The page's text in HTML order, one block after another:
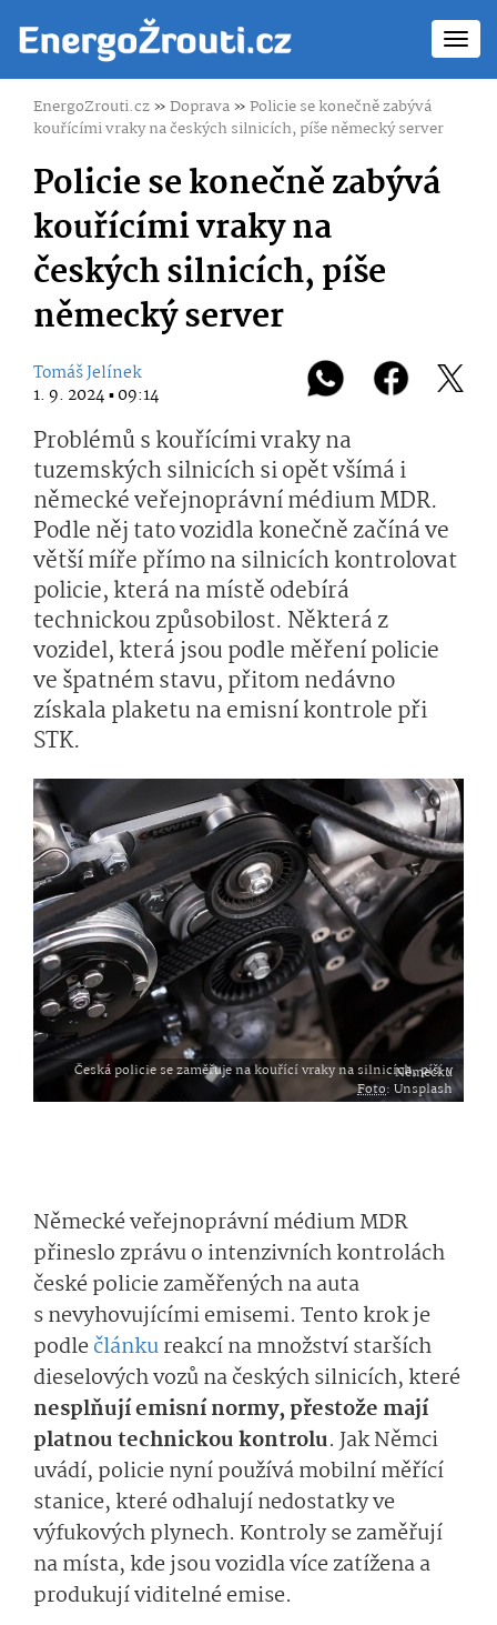
EnergoZrouti.cz»Doprava»Policie se konečně zabývá
kouřícími vraky na českých silnicích, píše německý server
Policie se konečně zabývá
kouřícími vraky na
českých silnicích, píše
německý server
Tomáš Jelínek
1. 9. 2024 ▪ 09:14
Problémů s kouřícími vraky na
tuzemských silnicích si opět všímá i
německé veřejnoprávní médium MDR.
Podle něj tato vozidla konečně začíná ve
větší míře přímo na silnicích kontrolovat
policie, která na místě odebírá
technickou způsobilost. Některá z
vozidel, která jsou podle měření policie
ve špatném stavu, přitom nedávno
získala plaketu na emisní kontrole při
STK.
Česká policie se zaměřuje na kouřící vraky na silnicích, píší v Německu
Foto: Unsplash
Německé veřejnoprávní médium MDR
přineslo zprávu o intenzivních kontrolách
české policie zaměřených na auta
s nevyhovujícími emisemi. Tento krok je
podlečlánkureakcí na množství starších
dieselových vozů na českých silnicích, které
nesplňují emisní normy, přestože mají
platnou technickou kontrolu. Jak Němci
uvádí, policie nyní používá mobilní měřící
stanice, které odhalují nedostatky ve
výfukových plynech. Kontroly se zaměřují
na místa, kde jsou vozidla více zatížena a
produkují viditelné emise.